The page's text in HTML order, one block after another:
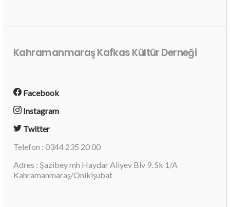
Kahramanmaraş Kafkas Kültür Derneği
Facebook
Instagram
Twitter
Telefon : 0344 235 20 00
Adres : Şazibey mh Haydar Aliyev Blv 9. Sk 1/A
Kahramanmaraş/Onikişubat